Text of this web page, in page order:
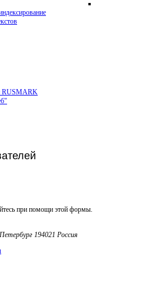
RUSMARK
при помощи этой формы.
194021 Россия